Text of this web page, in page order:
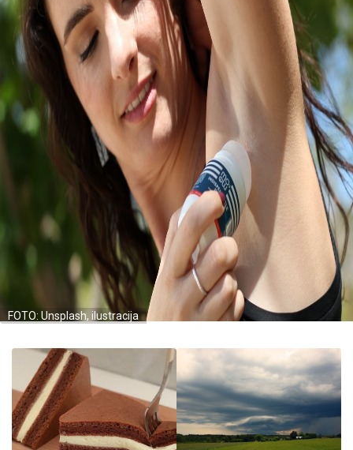
FOTO: Unsplash, ilustracija